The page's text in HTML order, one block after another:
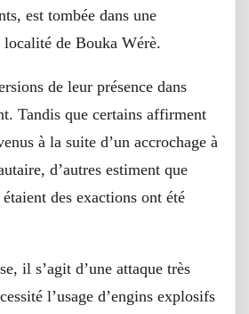
est tombée dans une
localité de Bouka Wérè.
de leur présence dans
Tandis que certains affirment
à la suite d’un accrochage à
d’autres estiment que
des exactions ont été
il s’agit d’une attaque très
l’usage d’engins explosifs